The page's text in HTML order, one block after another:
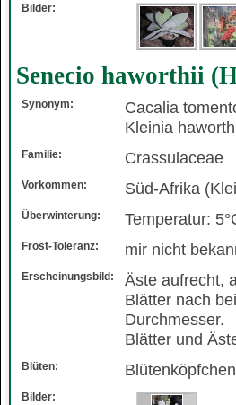
Bilder:
Senecio haworthii
Synonym:
Cacalia
Kleinia
Familie: Crassulaceae
Vorkommen: Süd-Afrika
Überwinterung: Temperatur:
Frost-Toleranz: mir nicht
Erscheinungsbild:
Äste aufrecht,
Blätter nach
Durchmesser.
Blätter und
Blüten:
Bilder: